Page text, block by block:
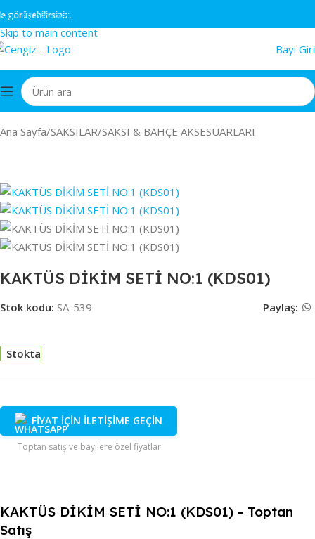
Skip to navigation
Skip to main content
Bayi
Ana Sayfa/SAKSILAR/SAKSI & BAHÇE AKSESUARLARI
KAKTÜS DİKİM SETİ NO:1 (KDS01)
Stok kodu: SA-539 Paylaş:
Stokta
FİYAT İÇİN İLETİŞİME GEÇİN
Toptan satış ve bayilere özel fiyatlar.
KAKTÜS DİKİM SETİ NO:1 (KDS01) - Toptan
Satış